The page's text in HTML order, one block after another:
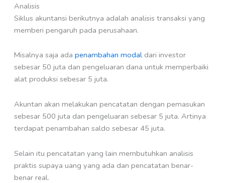
Analisis
Siklus akuntansi berikutnya adalah analisis transaksi yang
memberi pengaruh pada perusahaan.
Misalnya saja ada penambahan modaldari investor
sebesar 50 juta dan pengeluaran dana untuk memperbaiki
alat produksi sebesar 5 juta.
Akuntan akan melakukan pencatatan dengan pemasukan
sebesar 500 juta dan pengeluaran sebesar 5 juta. Artinya
terdapat penambahan saldo sebesar 45 juta.
Selain itu pencatatan yang lain membutuhkan analisis
praktis supaya uang yang ada dan pencatatan benar-
benar real.